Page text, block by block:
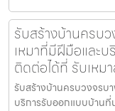
รับสร้างบ้านครบ
เหมาที่มีฝีมือและ
ติดต่อได้ที่ รับเหม
รับสร้างบ้านครบวงจรบ
บริการรับออกแบบบ้านที่